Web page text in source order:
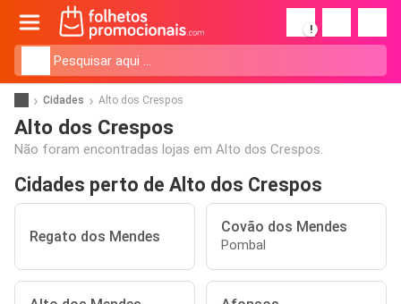
!
Cidades Alto dos Crespos
Alto dos Crespos
Não foram encontradas lojas em Alto dos Crespos.
Cidades perto de Alto dos Crespos
Regato dos Mendes
Covão dos Mendes
Pombal